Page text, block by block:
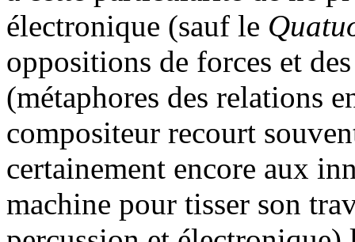
électronique (sauf le
oppositions de forces et
(métaphores des relations
compositeur recourt
certainement encore aux
machine pour tisser son